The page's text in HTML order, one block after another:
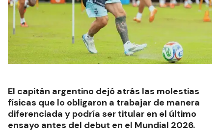
El capitán argentino dejó atrás las molestias
físicas que lo obligaron a trabajar de manera
diferenciada y podría ser titular en el último
ensayo antes del debut en el Mundial 2026.